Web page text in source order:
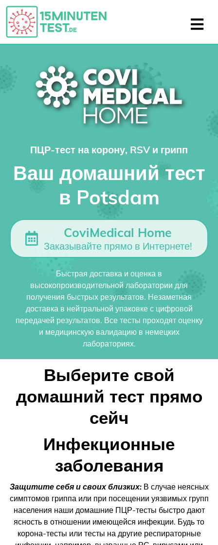
ПЦР-тест на корону, RSV и грипп
Ваш домашний тест
в Potsdam
CoviMedical Home
Заказывайте прямо в Интернете!
Быстрая доставка и оценка в
высокопроизводительной лаборатории для
получения быстрых результатов. Незаметная
доставка в нейтральной упаковке с цифровой
передачей результатов. Все тесты проходят оценку
и медицинскую валидацию в немецких
лабораториях.
Выберите свой
домашний тест прямо
сейч
Инфекционные
заболевания
Защитите себя и своих близких:В случае неясных
симптомов гриппа или при посещении уязвимых групп
населения наши домашние ПЦР-тесты быстро дают
ясность в отношении имеющейся инфекции. Будь то
корона-тесты или тесты на другие респираторные